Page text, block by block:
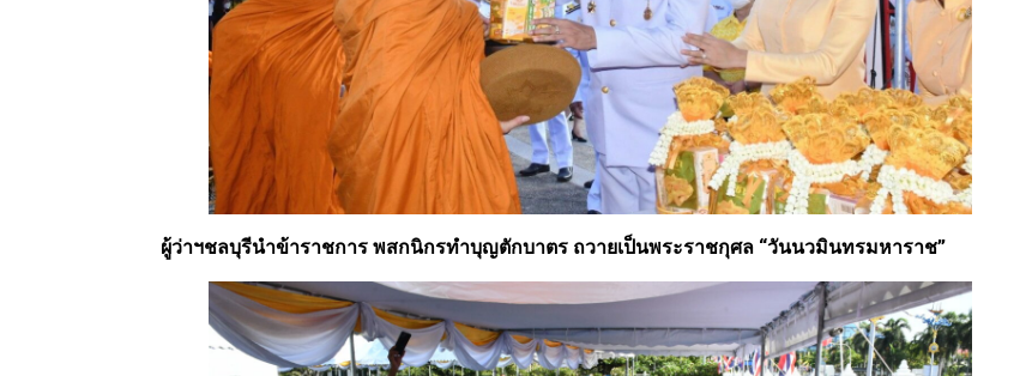
ผู้ว่าฯชลบุรีนำข้าราชการ พสกนิกรทำบุญตักบาตร ถวายเป็นพระราชกุศล “วันนวมินทรมหาราช”